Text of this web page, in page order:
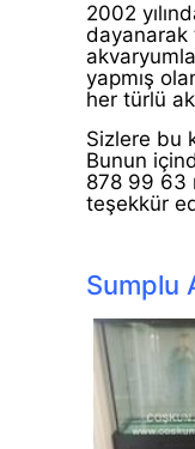
2002
dayanarak
yapmış
her türlü
Sizlere bu
Bunun
878 99 63
teşekkür
Sumplu